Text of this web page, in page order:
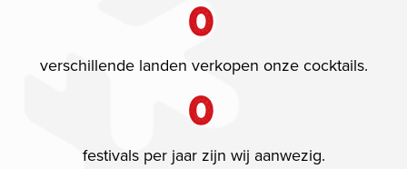
0
verschillende landen verkopen onze cocktails.
0
festivals per jaar zijn wij aanwezig.